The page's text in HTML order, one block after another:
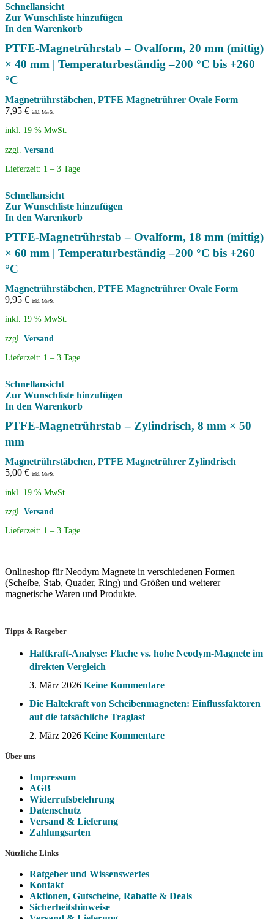
Schnellansicht
Zur Wunschliste hinzufügen
In den Warenkorb
PTFE-Magnetrührstab – Ovalform, 20 mm (mittig)
× 40 mm | Temperaturbeständig –200 °C bis +260
°C
Magnetrührstäbchen, PTFE Magnetrührer Ovale Form
7,95 € inkl. MwSt.
inkl. 19 % MwSt.
zzgl. Versand
Lieferzeit: 1 – 3 Tage
Schnellansicht
Zur Wunschliste hinzufügen
In den Warenkorb
PTFE-Magnetrührstab – Ovalform, 18 mm (mittig)
× 60 mm | Temperaturbeständig –200 °C bis +260
°C
Magnetrührstäbchen, PTFE Magnetrührer Ovale Form
9,95 € inkl. MwSt.
inkl. 19 % MwSt.
zzgl. Versand
Lieferzeit: 1 – 3 Tage
Schnellansicht
Zur Wunschliste hinzufügen
In den Warenkorb
PTFE-Magnetrührstab – Zylindrisch, 8 mm × 50
mm
Magnetrührstäbchen, PTFE Magnetrührer Zylindrisch
5,00 € inkl. MwSt.
inkl. 19 % MwSt.
zzgl. Versand
Lieferzeit: 1 – 3 Tage
Onlineshop für Neodym Magnete in verschiedenen Formen
(Scheibe, Stab, Quader, Ring) und Größen und weiterer
magnetische Waren und Produkte.
Tipps & Ratgeber
Haftkraft-Analyse: Flache vs. hohe Neodym-Magnete im
direkten Vergleich
3. März 2026 Keine Kommentare
Die Haltekraft von Scheibenmagneten: Einflussfaktoren
auf die tatsächliche Traglast
2. März 2026 Keine Kommentare
Über uns
Impressum
AGB
Widerrufsbelehrung
Datenschutz
Versand & Lieferung
Zahlungsarten
Nützliche Links
Ratgeber und Wissenswertes
Kontakt
Aktionen, Gutscheine, Rabatte & Deals
Sicherheitshinweise